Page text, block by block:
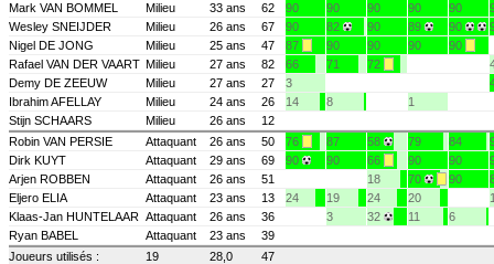
Mark VAN BOMMEL
Milieu 33 ans 62 90 90 90 90 90
Wesley SNEIJDER
Milieu 26 ans 67 90 82 90 89 90
Nigel DE JONG
Milieu 25 ans 47 87 90 90 90
90
Rafael VAN DER VAART Milieu 27 ans 82 66 71 72
Demy DE ZEEUW
Milieu 27 ans 27 3
Ibrahim AFELLAY
Milieu 24 ans 26 14 8
1
Stijn SCHAARS
Milieu 26 ans
12
Robin VAN PERSIE
Attaquant 26 ans 50 76 87 58 79 84
Dirk KUYT
Attaquant 29 ans 69 90 90 66 90 90
Arjen ROBBEN
Attaquant 26 ans 51 18 70 90
Eljero ELIA
Attaquant 23 ans 13 24 19 24 20
Klaas-Jan HUNTELAAR Attaquant 26 ans 36 3 32 11
6
Ryan BABEL
Attaquant 23 ans
39
Joueurs utilisés :
19 28,0 47